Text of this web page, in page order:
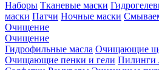
Наборы Тканевые маски
маски Патчи Ночные маски
Очищение
Очищение
Гидрофильные масла Очищающие
Очищающие пенки и гели Пилинги